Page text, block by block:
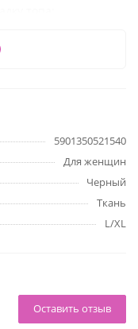
бедрах дополняет
5901350521540
Для женщин
Черный
Ткань
L/XL
Оставить отзыв